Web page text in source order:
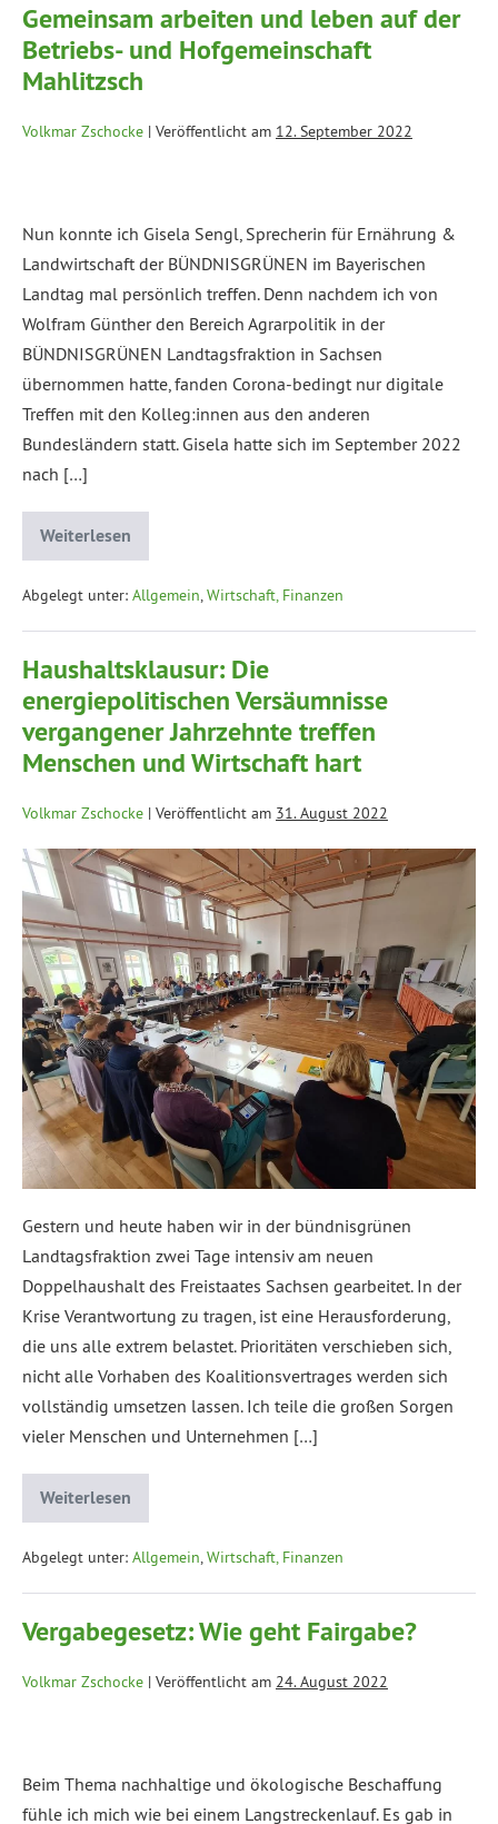
Gemeinsam arbeiten und leben auf der
Betriebs- und Hofgemeinschaft
Mahlitzsch
Volkmar Zschocke | Veröffentlicht am 12. September 2022
Nun konnte ich Gisela Sengl, Sprecherin für Ernährung &
Landwirtschaft der BÜNDNISGRÜNEN im Bayerischen
Landtag mal persönlich treffen. Denn nachdem ich von
Wolfram Günther den Bereich Agrarpolitik in der
BÜNDNISGRÜNEN Landtagsfraktion in Sachsen
übernommen hatte, fanden Corona-bedingt nur digitale
Treffen mit den Kolleg:innen aus den anderen
Bundesländern statt. Gisela hatte sich im September 2022
nach […]
Weiterlesen
Abgelegt unter: Allgemein,Wirtschaft, Finanzen
Haushaltsklausur: Die
energiepolitischen Versäumnisse
vergangener Jahrzehnte treffen
Menschen und Wirtschaft hart
Volkmar Zschocke | Veröffentlicht am 31. August 2022
Gestern und heute haben wir in der bündnisgrünen
Landtagsfraktion zwei Tage intensiv am neuen
Doppelhaushalt des Freistaates Sachsen gearbeitet. In der
Krise Verantwortung zu tragen, ist eine Herausforderung,
die uns alle extrem belastet. Prioritäten verschieben sich,
nicht alle Vorhaben des Koalitionsvertrages werden sich
vollständig umsetzen lassen. Ich teile die großen Sorgen
vieler Menschen und Unternehmen […]
Weiterlesen
Abgelegt unter: Allgemein,Wirtschaft, Finanzen
Vergabegesetz: Wie geht Fairgabe?
Volkmar Zschocke | Veröffentlicht am 24. August 2022
Beim Thema nachhaltige und ökologische Beschaffung
fühle ich mich wie bei einem Langstreckenlauf. Es gab in